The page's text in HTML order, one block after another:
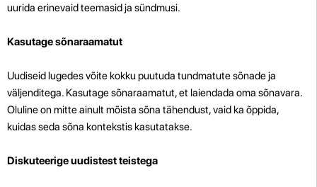
uurida erinevaid teemasid ja sündmusi.
Kasutage sõnaraamatut
Uudiseid lugedes võite kokku puutuda tundmatute sõnade ja
väljenditega. Kasutage sõnaraamatut, et laiendada oma sõnavara.
Oluline on mitte ainult mõista sõna tähendust, vaid ka õppida,
kuidas seda sõna kontekstis kasutatakse.
Diskuteerige uudistest teistega